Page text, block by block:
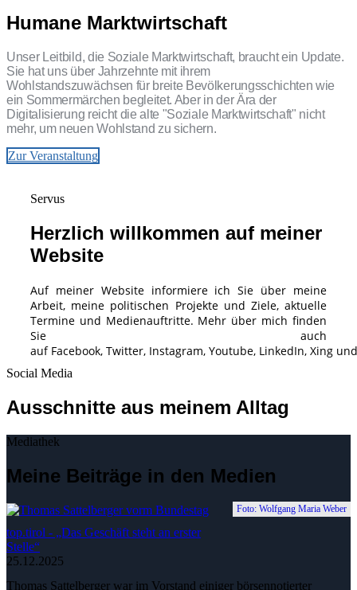
Humane Marktwirtschaft
Unser Leitbild, die Soziale Marktwirtschaft, braucht ein Update.
Sie hat uns über Jahrzehnte mit ihrem
Wohlstandszuwächsen für breite Bevölkerungsschichten wie
ein Sommermärchen begleitet. Aber in der Ära der
Digitalisierung reicht die alte "Soziale Marktwirtschaft" nicht
mehr, um neuen Wohlstand zu sichern.
Zur Veranstaltung
Servus
Herzlich willkommen auf meiner
Website
Auf meiner Website informiere ich Sie über meine
Arbeit, meine politischen Projekte und Ziele, aktuelle
Termine und Medienauftritte. Mehr über mich finden
Sie auch
auf Facebook, Twitter, Instagram, Youtube, LinkedIn, Xing
Social Media
Ausschnitte aus meinem Alltag
Mediathek
Meine Beiträge in den Medien
Foto: Wolfgang Maria Weber
top.tirol - „Das Geschäft steht an erster
Stelle“
25.12.2025
Thomas Sattelberger war im Vorstand einiger börsennotierter